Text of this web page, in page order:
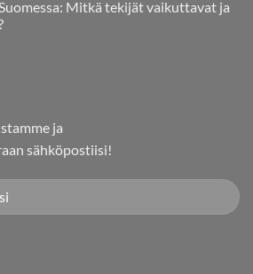
Mitkä tekijät vaikuttavat ja
ja
sähköpostiisi!